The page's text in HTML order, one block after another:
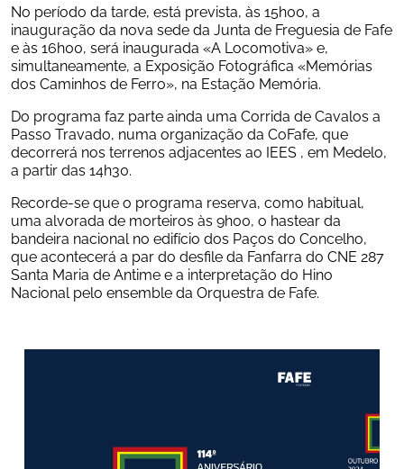
No período da tarde, está prevista, às 15h00, a
inauguração da nova sede da Junta de Freguesia de Fafe
e às 16h00, será inaugurada «A Locomotiva» e,
simultaneamente, a Exposição Fotográfica «Memórias
dos Caminhos de Ferro», na Estação Memória.
Do programa faz parte ainda uma Corrida de Cavalos a
Passo Travado, numa organização da CoFafe, que
decorrerá nos terrenos adjacentes ao IEES , em Medelo,
a partir das 14h30.
Recorde-se que o programa reserva, como habitual,
uma alvorada de morteiros às 9h00, o hastear da
bandeira nacional no edifício dos Paços do Concelho,
que acontecerá a par do desfile da Fanfarra do CNE 287
Santa Maria de Antime e a interpretação do Hino
Nacional pelo ensemble da Orquestra de Fafe.